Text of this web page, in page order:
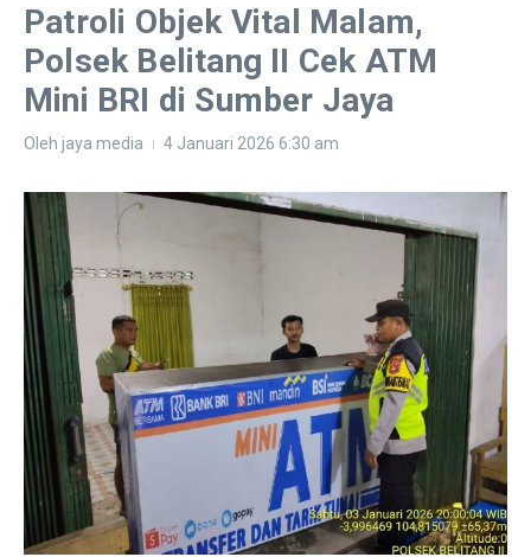
Patroli Objek Vital Malam,
Polsek Belitang II Cek ATM
Mini BRI di Sumber Jaya
Oleh jaya media 4 Januari 2026 6:30 am